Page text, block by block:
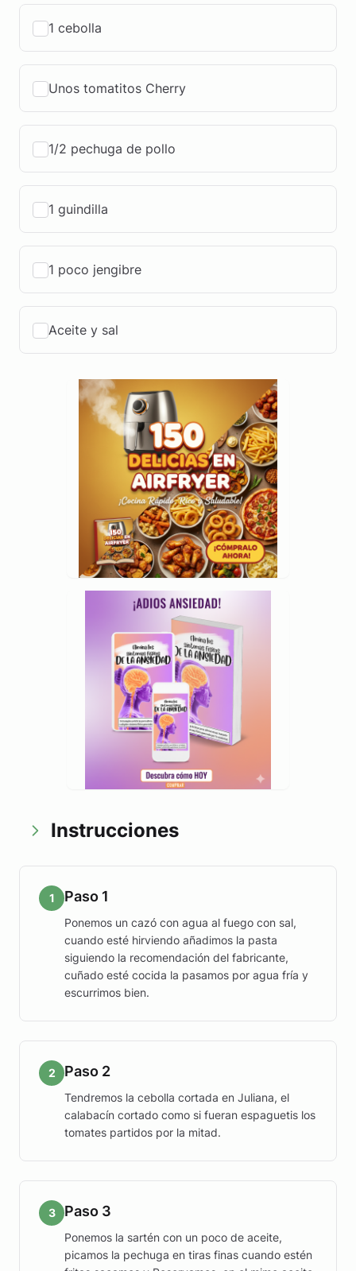
1 cebolla
Unos tomatitos Cherry
1/2 pechuga de pollo
1 guindilla
1 poco jengibre
Aceite y sal
Instrucciones
1 Paso 1
Ponemos un cazó con agua al fuego con sal,
cuando esté hirviendo añadimos la pasta
siguiendo la recomendación del fabricante,
cuñado esté cocida la pasamos por agua fría y
escurrimos bien.
2 Paso 2
Tendremos la cebolla cortada en Juliana, el
calabacín cortado como si fueran espaguetis los
tomates partidos por la mitad.
3 Paso 3
Ponemos la sartén con un poco de aceite,
picamos la pechuga en tiras finas cuando estén